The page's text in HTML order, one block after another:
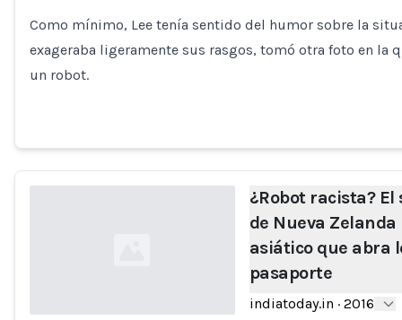
Como mínimo, Lee tenía sentido del humor sobre la
exageraba ligeramente sus rasgos, tomó otra foto en la
un robot.
¿Robot racista?
de Nueva
asiático que abra
pasaporte
indiatoday.in · 2016